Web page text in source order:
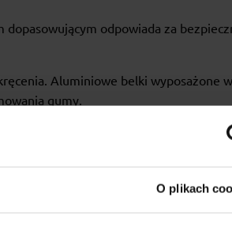
O plikach
odpowiada za
Aluminiowe belki wyposażone
gumy.
wybranego pojazdu.